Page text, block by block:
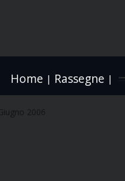
Home | Rassegne |
2006